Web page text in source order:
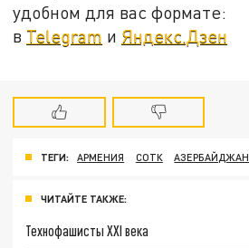
удобном для вас формате:
в Telegram и Яндекс.Дзен
ТЕГИ: АРМЕНИЯ СОТК АЗЕРБАЙДЖАН
ЧИТАЙТЕ ТАКЖЕ:
Технофашисты XXI века